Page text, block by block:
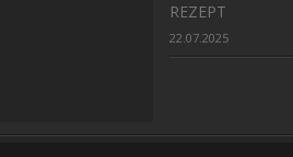
REZEPT
22.07.2025